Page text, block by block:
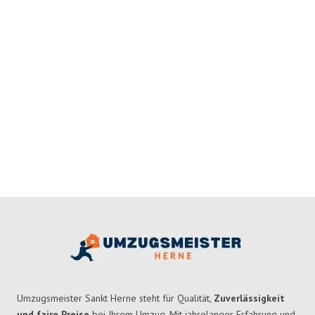
Umzugsmeister Sankt Herne steht für Qualität, Zuverlässigkeit